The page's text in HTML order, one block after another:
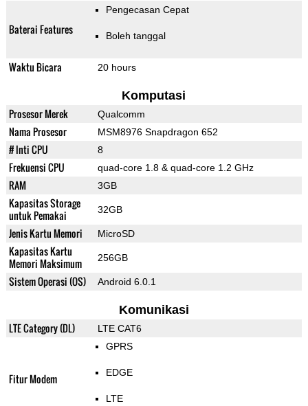
Baterai Features
Pengecasan Cepat
Boleh tanggal
Waktu Bicara 20 hours
Komputasi
Prosesor Merek Qualcomm
Nama Prosesor MSM8976 Snapdragon 652
# Inti CPU 8
Frekuensi CPU quad-core 1.8 & quad-core 1.2 GHz
RAM 3GB
Kapasitas Storage
untuk Pemakai
32GB
Jenis Kartu Memori MicroSD
Kapasitas Kartu
Memori Maksimum
256GB
Sistem Operasi (OS) Android 6.0.1
Komunikasi
LTE Category (DL) LTE CAT6
Fitur Modem
GPRS
EDGE
LTE